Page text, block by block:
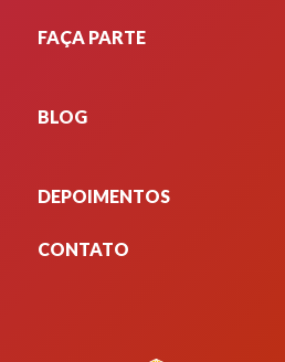
FAÇA PARTE
BLOG
DEPOIMENTOS
CONTATO